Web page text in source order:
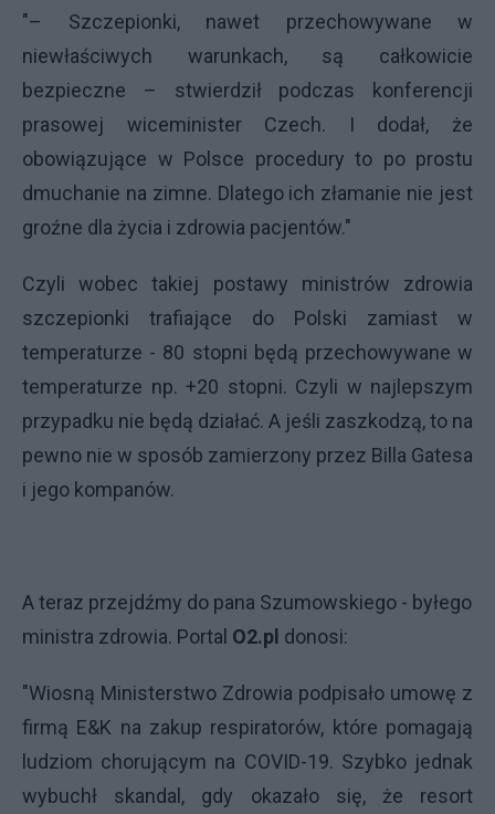
"– Szczepionki, nawet przechowywane w
niewłaściwych warunkach, są całkowicie
bezpieczne – stwierdził podczas konferencji
prasowej wiceminister Czech. I dodał, że
obowiązujące w Polsce procedury to po prostu
dmuchanie na zimne. Dlatego ich złamanie nie jest
groźne dla życia i zdrowia pacjentów."
Czyli wobec takiej postawy ministrów zdrowia
szczepionki trafiające do Polski zamiast w
temperaturze - 80 stopni będą przechowywane w
temperaturze np. +20 stopni. Czyli w najlepszym
przypadku nie będą działać. A jeśli zaszkodzą, to na
pewno nie w sposób zamierzony przez Billa Gatesa
i jego kompanów.
A teraz przejdźmy do pana Szumowskiego - byłego
ministra zdrowia. Portal O2.pl donosi:
"Wiosną Ministerstwo Zdrowia podpisało umowę z
firmą E&K na zakup respiratorów, które pomagają
ludziom chorującym na COVID-19. Szybko jednak
wybuchł skandal, gdy okazało się, że resort